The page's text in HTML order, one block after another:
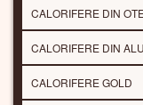
CALORIFERE DIN
CALORIFERE DIN
CALORIFERE GOLD